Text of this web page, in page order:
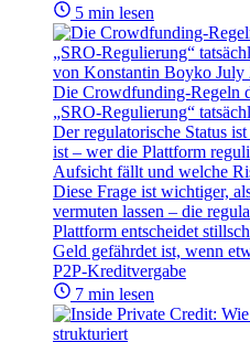
5 min lesen
von Konstantin Boyko July
Die Crowdfunding-Regeln
„SRO-Regulierung“
Der regulatorische Status
ist – wer die Plattform
Aufsicht fällt und welche
Diese Frage ist wichtiger,
vermuten lassen – die
Plattform entscheidet
Geld gefährdet ist, wenn
P2P-Kreditvergabe
7 min lesen